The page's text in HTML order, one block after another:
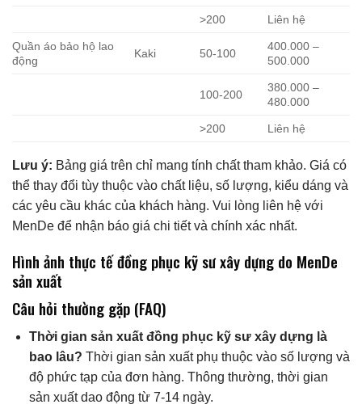
>200 Liên hệ
Quần áo bảo hộ lao
động
Kaki 50-100
400.000 –
500.000
100-200
380.000 –
480.000
>200 Liên hệ
Lưu ý: Bảng giá trên chỉ mang tính chất tham khảo. Giá có
thể thay đổi tùy thuộc vào chất liệu, số lượng, kiểu dáng và
các yêu cầu khác của khách hàng. Vui lòng liên hệ với
MenDe để nhận báo giá chi tiết và chính xác nhất.
Hình ảnh thực tế đồng phục kỹ sư xây dựng do MenDe
sản xuất
Câu hỏi thường gặp (FAQ)
Thời gian sản xuất đồng phục kỹ sư xây dựng là
bao lâu? Thời gian sản xuất phụ thuộc vào số lượng và
độ phức tạp của đơn hàng. Thông thường, thời gian
sản xuất dao động từ 7-14 ngày.